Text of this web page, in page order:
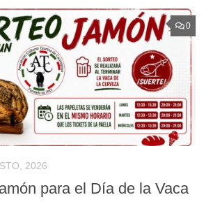
0
2026
para el Día de la Vaca